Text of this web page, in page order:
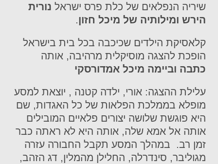
שיריה הנפלאים של כלת פרס ישראל נורית
הירש ומילותיה של מיכל חזון.
קלאסיקת הילדים שכיכבה בכל בית בישראל
הופכת להצגה מוסיקלית מרהיבה, אותה
כתבה וביימה מיכל אמדורסקי
עלילת ההצגה: אורי, ילדה קטנה , יוצאת למסע
מופלא בממלכת הפלאות של כל האגדות, שם
היא פוגשת שלושה יצורים פלאיים המובילים
אותה אל אמא שלה, אותה היא לא ראתה כבר
זמן רב. במהלך המסע תקבל החבורה עזרה
מגוליבר, סינדרלה, החלילן מהמלין, דג הזהב,